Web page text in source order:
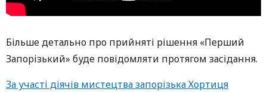
Більше детально про прийняті рішення «Перший
Запорізький» буде повідомляти протягом засідання.
За участі діячів мистецтва запорізька Хортиця